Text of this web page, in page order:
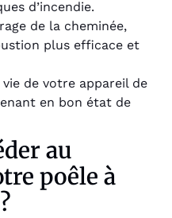
d’incendie.
de la cheminée,
plus efficace et
de votre appareil de
en bon état de
au
poêle à